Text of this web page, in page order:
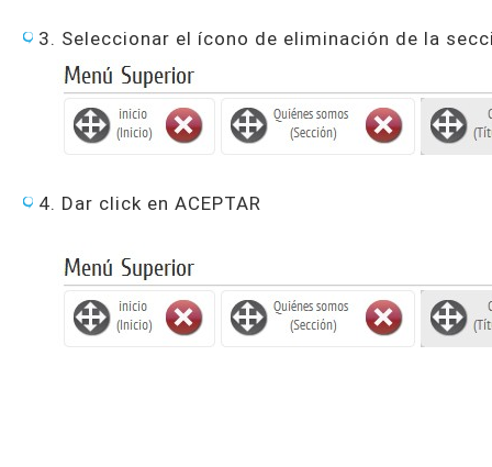
3. Seleccionar el ícono de eliminación de la
4. Dar click en ACEPTAR